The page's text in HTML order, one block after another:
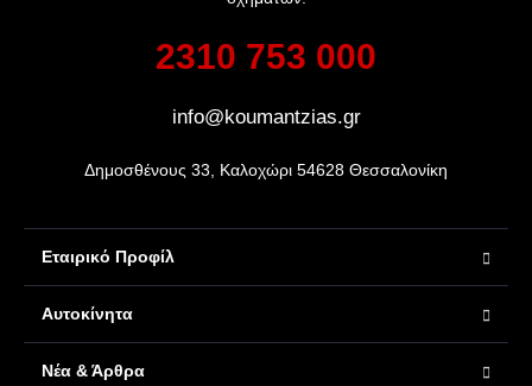
2310 753 000
info@koumantzias.gr
Δημοσθένους 33, Καλοχώρι 54628 Θεσσαλονίκη
Εταιρικό Προφίλ
Αυτοκίνητα
Νέα & Άρθρα